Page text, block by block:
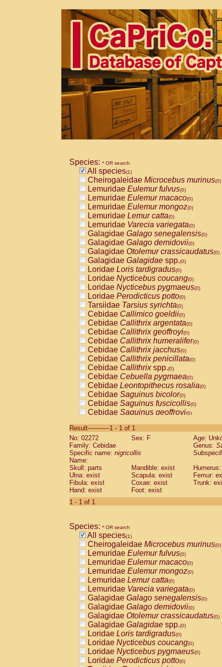
Species: * OR search
All species(1)
Cheirogaleidae Microcebus murinus(0)
Lemuridae Eulemur fulvus(0)
Lemuridae Eulemur macaco(0)
Lemuridae Eulemur mongoz(0)
Lemuridae Lemur catta(0)
Lemuridae Varecia variegata(0)
Galagidae Galago senegalensis(0)
Galagidae Galago demidovii(0)
Galagidae Otolemur crassicaudatus(0)
Galagidae Galagidae spp.(0)
Loridae Loris tardigradus(0)
Loridae Nycticebus coucang(0)
Loridae Nycticebus pygmaeus(0)
Loridae Perodicticus potto(0)
Tarsiidae Tarsius syrichta(0)
Cebidae Callimico goeldii(0)
Cebidae Callithrix argentata(0)
Cebidae Callithrix geoffroyi(0)
Cebidae Callithrix humeralifer(0)
Cebidae Callithrix jacchus(0)
Cebidae Callithrix penicillata(0)
Cebidae Callithrixspp.(0)
Cebidae Cebuella pygmaea(0)
Cebidae Leontopithecus rosalia(0)
Cebidae Saguinus bicolor(0)
Cebidae Saguinus fuscicollis(0)
Cebidae Saguinus geoffroyi(0)
CebidaeSaguinus labiatus(0)
Cebidae Saguinus leucopus (0)
Cebidae
CebidaeSaguinus mystax
Cebidae Saguinus nigricollis (1)
Cebidae Saguinus oedipus
Cebidae Saguinus weddelli
Cebidae Saguinusspp.
Cebidae
CebidaeCebus capucinus
CebidaeCebus nigrivittatus
CebidaeCebus spp.(0)
CebidaeSaimiri boliviensis(0)
CebidaeSaimiri sciureus(0)
AtelidaeAlouatta caraya(0)
AtelidaeAlouatta fusca(0)
AtelidaeAlouatta seniculus(0)
AtelidaeAlouattaspp.(0)
AtelidaeAteles belzebuth(0)
AtelidaeAteles geoffroyi(0)
AtelidaeAteles paniscus(0)
AtelidaeAtelesspp.(0)
AtelidaeLagothrix lagothricha(0)
AtelidaeLagothrix lagothricha cana
PitheciidaeCacajao calvus
Result-----------1 - 1 of 1
No: 02272
Sex: F
Age:
Family: Cebidae
Genus:
Specific name: nigricollis
Name:
Skull: parts
Mandible: exist
Ulna: exist
Scapula: exist
Femur:
Fibula: exist
Coxae: exist
Trunk:
Hand: exist
Foot: exist
1 - 1 of 1
Species: * OR search
All species(1)
Cheirogaleidae Microcebus murinus(0)
Lemuridae Eulemur fulvus(0)
Lemuridae Eulemur macaco(0)
Lemuridae Eulemur mongoz(0)
Lemuridae Lemur catta(0)
Lemuridae Varecia variegata(0)
Galagidae Galago senegalensis(0)
Galagidae Galago demidovii(0)
Galagidae Otolemur crassicaudatus(0)
Galagidae Galagidae spp.(0)
Loridae Loris tardigradus(0)
Loridae Nycticebus coucang(0)
Loridae Nycticebus pygmaeus(0)
Loridae Perodicticus potto(0)